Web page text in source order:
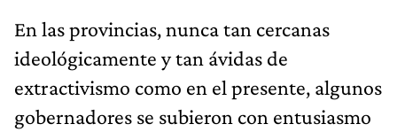
En las provincias, nunca tan cercanas
ideológicamente y tan ávidas de
extractivismo como en el presente, algunos
gobernadores se subieron con entusiasmo